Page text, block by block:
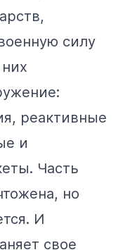
силу
реактивные
и
Часть
но
И
свое